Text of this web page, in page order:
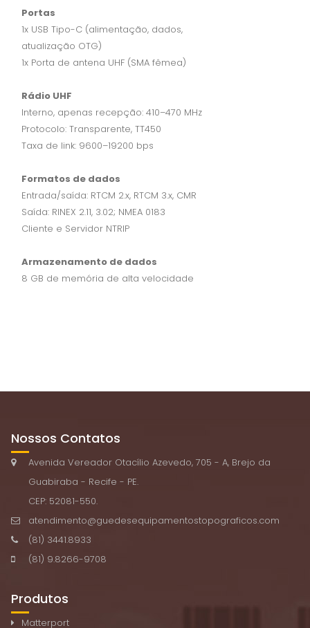
Portas
1x USB Tipo-C (alimentação, dados,
atualização OTG)
1x Porta de antena UHF (SMA fêmea)
Rádio UHF
Interno, apenas recepção: 410–470 MHz
Protocolo: Transparente, TT450
Taxa de link: 9600–19200 bps
Formatos de dados
Entrada/saída: RTCM 2.x, RTCM 3.x, CMR
Saída: RINEX 2.11, 3.02; NMEA 0183
Cliente e Servidor NTRIP
Armazenamento de dados
8 GB de memória de alta velocidade
Nossos Contatos
Avenida Vereador Otacílio Azevedo, 705 - A, Brejo da
Guabiraba - Recife - PE.
CEP: 52081-550.
atendimento@guedesequipamentostopograficos.com
(81) 3441.8933
(81) 9.8266-9708
Produtos
Matterport